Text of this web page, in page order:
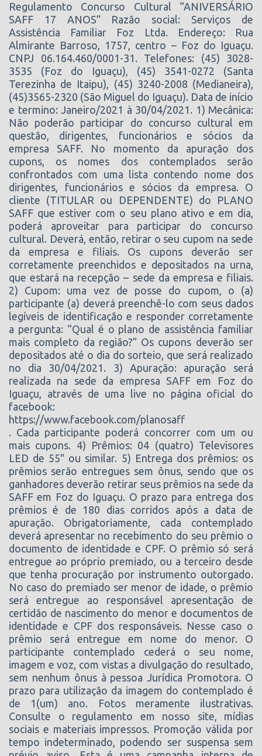
Regulamento Concurso Cultural “ANIVERSÁRIO
SAFF 17 ANOS” Razão social: Serviços de
Assistência Familiar Foz Ltda. Endereço: Rua
Almirante Barroso, 1757, centro – Foz do Iguaçu.
CNPJ 06.164.460/0001-31. Telefones: (45) 3028-
3535 (Foz do Iguaçu), (45) 3541-0272 (Santa
Terezinha de Itaipu), (45) 3240-2008 (Medianeira),
(45)3565-2320 (São Miguel do Iguaçu). Data de início
e termino: Janeiro/2021 à 30/04/2021. 1) Mecânica:
Não poderão participar do concurso cultural em
questão, dirigentes, funcionários e sócios da
empresa SAFF. No momento da apuração dos
cupons, os nomes dos contemplados serão
confrontados com uma lista contendo nome dos
dirigentes, funcionários e sócios da empresa. O
cliente (TITULAR ou DEPENDENTE) do PLANO
SAFF que estiver com o seu plano ativo e em dia,
poderá aproveitar para participar do concurso
cultural. Deverá, então, retirar o seu cupom na sede
da empresa e filiais. Os cupons deverão ser
corretamente preenchidos e depositados na urna,
que estará na recepção – sede da empresa e filiais.
2) Cupom: uma vez de posse do cupom, o (a)
participante (a) deverá preenchê-lo com seus dados
legíveis de identificação e responder corretamente
a pergunta: “Qual é o plano de assistência familiar
mais completo da região?” Os cupons deverão ser
depositados até o dia do sorteio, que será realizado
no dia 30/04/2021. 3) Apuração: apuração será
realizada na sede da empresa SAFF em Foz do
Iguaçu, através de uma live no página oficial do
facebook:
https://www.facebook.com/planosaff
. Cada participante poderá concorrer com um ou
mais cupons. 4) Prêmios: 04 (quatro) Televisores
LED de 55" ou similar. 5) Entrega dos prêmios: os
prêmios serão entregues sem ônus, sendo que os
ganhadores deverão retirar seus prêmios na sede da
SAFF em Foz do Iguaçu. O prazo para entrega dos
prêmios é de 180 dias corridos após a data de
apuração. Obrigatoriamente, cada contemplado
deverá apresentar no recebimento do seu prêmio o
documento de identidade e CPF. O prêmio só será
entregue ao próprio premiado, ou a terceiro desde
que tenha procuração por instrumento outorgado.
No caso do premiado ser menor de idade, o prêmio
será entregue ao responsável apresentação de
certidão de nascimento do menor e documentos de
identidade e CPF dos responsáveis. Nesse caso o
prêmio será entregue em nome do menor. O
participante contemplado cederá o seu nome,
imagem e voz, com vistas a divulgação do resultado,
sem nenhum ônus à pessoa Jurídica Promotora. O
prazo para utilização da imagem do contemplado é
de 1(um) ano. Fotos meramente ilustrativas.
Consulte o regulamento em nosso site, mídias
sociais e materiais impressos. Promoção válida por
tempo indeterminado, podendo ser suspensa sem